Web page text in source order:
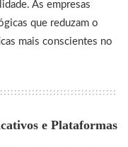
As empresas
que reduzam o
mais conscientes no
e Plataformas